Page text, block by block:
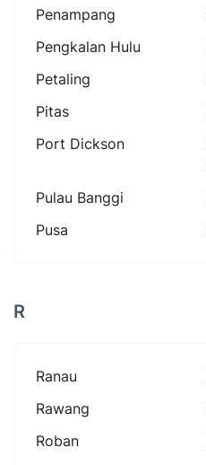
Penampang
Pengkalan Hulu
Petaling
Pitas
Port Dickson
Pulau Banggi
Pusa
R
Ranau
Rawang
Roban